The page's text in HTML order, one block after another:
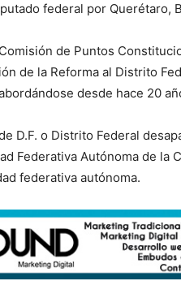
federal por Querétaro,
de Puntos
de la Reforma al Distrito
desde hace 20
D.F. o Distrito Federal
Federativa Autónoma de la
federativa autónoma.